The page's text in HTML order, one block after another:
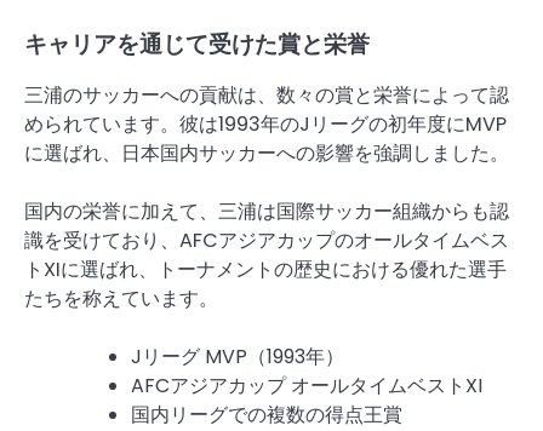
キャリアを通じて受けた賞と栄誉
三浦のサッカーへの貢献は、数々の賞と栄誉によって認
められています。彼は1993年のJリーグの初年度にMVP
に選ばれ、日本国内サッカーへの影響を強調しました。
国内の栄誉に加えて、三浦は国際サッカー組織からも認
識を受けており、AFCアジアカップのオールタイムベス
トXIに選ばれ、トーナメントの歴史における優れた選手
たちを称えています。
Jリーグ MVP（1993年）
AFCアジアカップ オールタイムベストXI
国内リーグでの複数の得点王賞